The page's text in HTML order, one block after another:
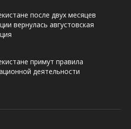
после двух месяцев
вернулась августовская
примут правила
деятельности